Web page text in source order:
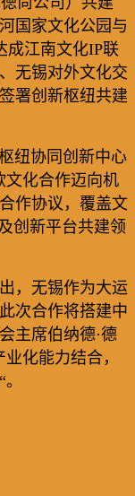
国家文化公园与
成江南文化IP联
无锡对外文化交
署创新枢纽共建
纽协同创新中心
文化合作迈向机
作协议，覆盖文
创新平台共建领
，无锡作为大运
次合作将搭建中
主席伯纳德·德
化能力结合，
“。